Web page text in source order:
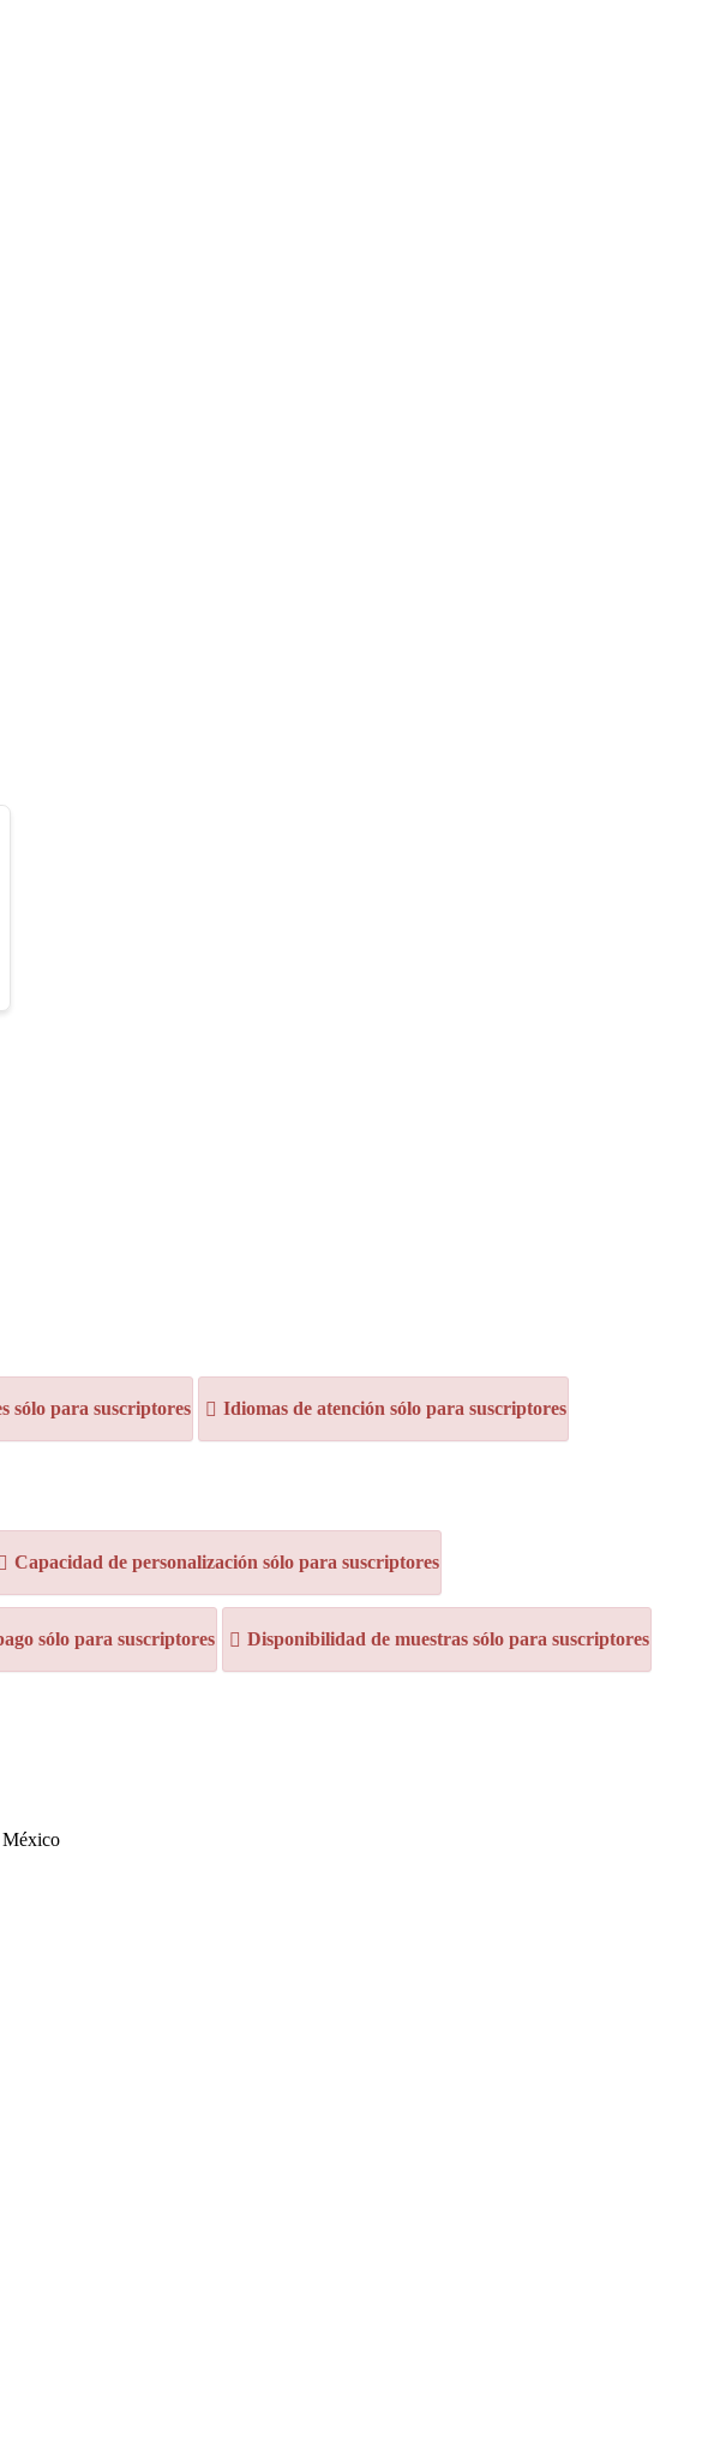
sólo para suscriptores Idiomas de atención sólo para suscriptores
Capacidad de personalización sólo para suscriptores
sólo para suscriptores Disponibilidad de muestras sólo para suscriptores
México